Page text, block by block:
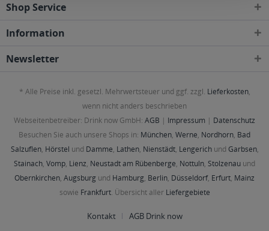
Shop Service
Information
Newsletter
* Alle Preise inkl. gesetzl. Mehrwertsteuer und ggf. zzgl. Lieferkosten,
wenn nicht anders beschrieben
Webseitenbetreiber: Drink now GmbH: AGB | Impressum | Datenschutz
Besuchen Sie auch unsere Shops in: München, Werne, Nordhorn, Bad
Salzuflen, Hörstel und Damme, Lathen, Nienstädt, Lengerichund Garbsen,
Stainach, Vomp, Lienz, Neustadt am Rübenberge, Nottuln, Stolzenau und
Obernkirchen, Augsburg und Hamburg, Berlin, Düsseldorf, Erfurt, Mainz
sowie Frankfurt. Übersicht aller Liefergebiete
Kontakt AGB Drink now